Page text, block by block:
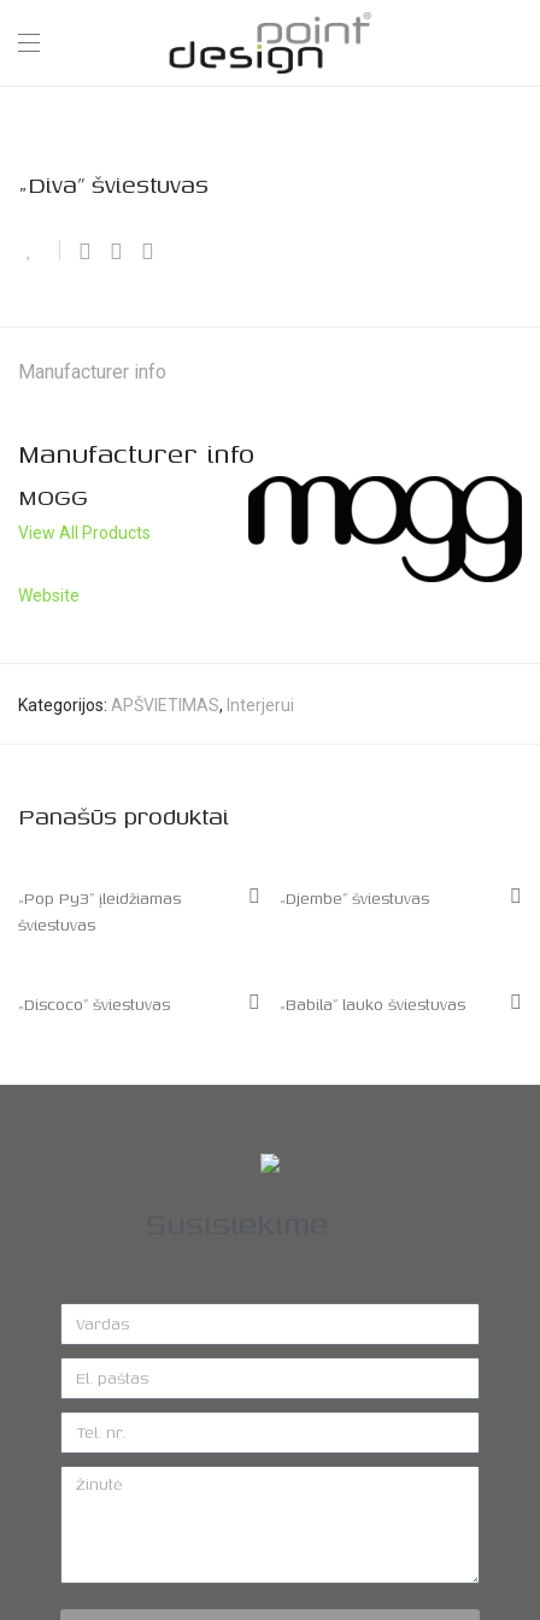
„Diva” šviestuvas
Manufacturer info
Manufacturer info
MOGG
View All Products
Website
Kategorijos: APŠVIETIMAS, Interjerui
Panašūs produktai
„Pop Py3” įleidžiamas
šviestuvas
„Djembe” šviestuvas
„Discoco” šviestuvas „Babila” lauko šviestuvas